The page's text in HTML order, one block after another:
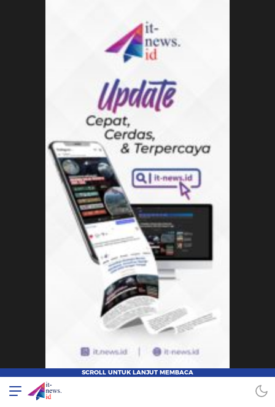
IT-NEWS
Update Cepat, Cerdas, dan Terpercaya